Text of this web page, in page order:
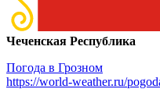
Чеченская Республика
Погода в Грозном
https://world-weather.ru/